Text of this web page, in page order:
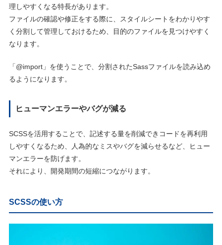
理しやすくなる特長があります。
ファイルの確認や修正をする際に、スタイルシートをわかりやす
く分割して管理しておけるため、目的のファイルを見つけやすく
なります。
「@import」を使うことで、分割されたSassファイルを読み込め
るようになります。
ヒューマンエラーやバグが減る
SCSSを活用することで、記述する量を削減できコードを再利用
しやすくなるため、人為的なミスやバグを減らせるなど、ヒュー
マンエラーを防げます。
それにより、開発期間の短縮につながります。
SCSSの使い方